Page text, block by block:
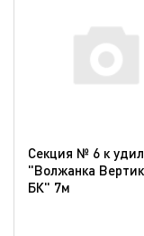
Секция № 6 к
"Волжанка
БК" 7м